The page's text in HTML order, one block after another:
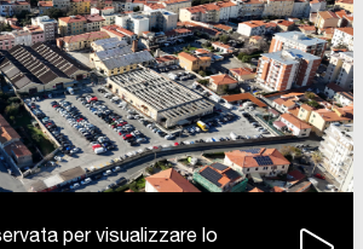
per visualizzare lo